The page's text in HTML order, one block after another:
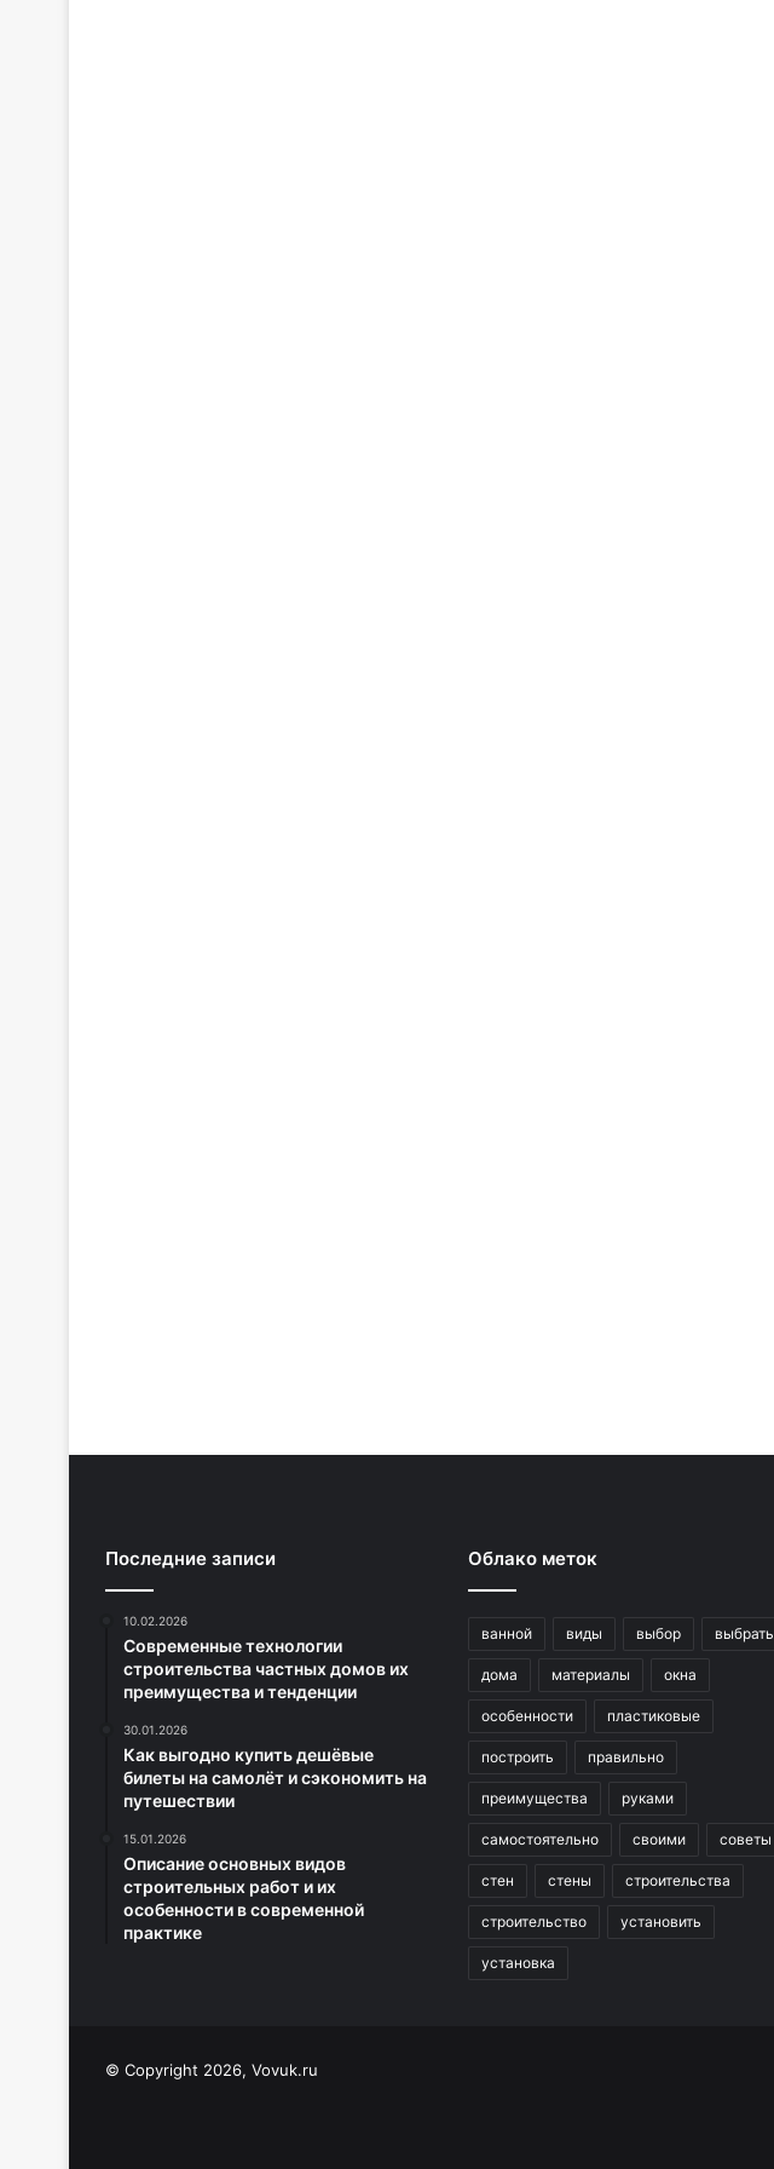
Последние записи
10.02.2026
Современные технологии
строительства частных домов их
преимущества и тенденции
30.01.2026
Как выгодно купить дешёвые
билеты на самолёт и сэкономить на
путешествии
15.01.2026
Описание основных видов
строительных работ и их
особенности в современной
практике
Облако меток
ванной виды выбор выбрать
дома материалы окна
особенности пластиковые
построить правильно
преимущества руками
самостоятельно своими советы
стен стены строительства
строительство установить
установка
© Copyright 2026, Vovuk.ru